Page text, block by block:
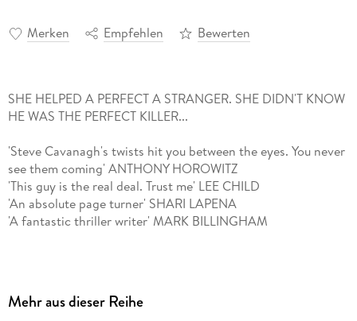
Merken Empfehlen Bewerten
SHE HELPED A PERFECT A STRANGER. SHE DIDN'T KNOW
HE WAS THE PERFECT KILLER...
'Steve Cavanagh's twists hit you between the eyes. You never
see them coming' ANTHONY HOROWITZ
'This guy is the real deal. Trust me' LEE CHILD
'An absolute page turner' SHARI LAPENA
'A fantastic thriller writer' MARK BILLINGHAM
As an internet celebrity - famed for her random acts of
Mehr aus dieser Reihe